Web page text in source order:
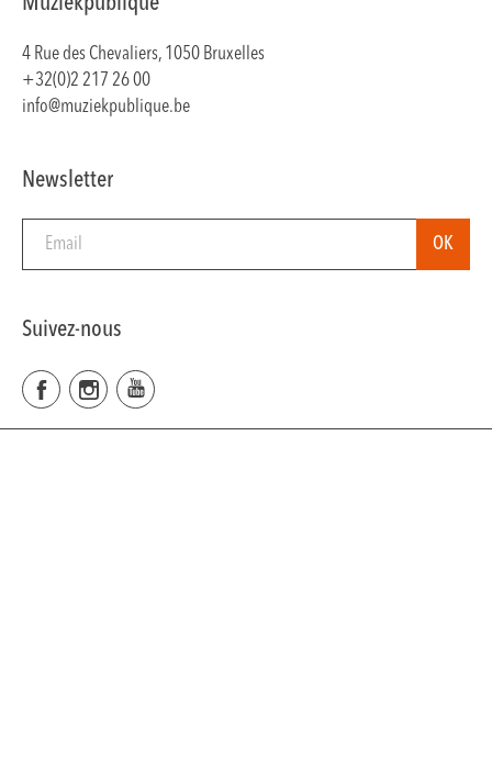
4 Rue des Chevaliers, 1050 Bruxelles
+32(0)2 217 26 00
info@muziekpublique.be
Newsletter
Suivez-nous